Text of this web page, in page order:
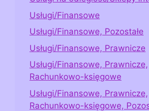
Usługi/Finansowe
Usługi/Finansowe, Pozostałe
Usługi/Finansowe, Prawnicze
Usługi/Finansowe, Prawnicze,
Rachunkowo-księgowe
Usługi/Finansowe, Prawnicze,
Rachunkowo-księgowe,